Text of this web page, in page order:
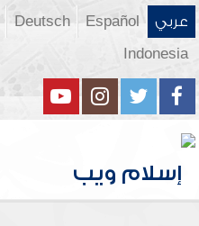
عربي Español
Deutsch
Indonesia